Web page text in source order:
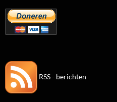
RSS - berichten